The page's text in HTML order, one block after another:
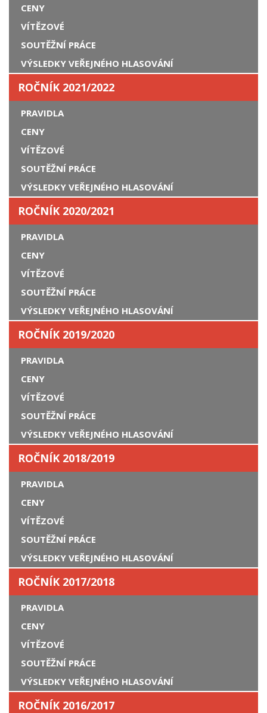
CENY
VÍTĚZOVÉ
SOUTĚŽNÍ PRÁCE
VÝSLEDKY VEŘEJNÉHO HLASOVÁNÍ
ROČNÍK 2021/2022
PRAVIDLA
CENY
VÍTĚZOVÉ
SOUTĚŽNÍ PRÁCE
VÝSLEDKY VEŘEJNÉHO HLASOVÁNÍ
ROČNÍK 2020/2021
PRAVIDLA
CENY
VÍTĚZOVÉ
SOUTĚŽNÍ PRÁCE
VÝSLEDKY VEŘEJNÉHO HLASOVÁNÍ
ROČNÍK 2019/2020
PRAVIDLA
CENY
VÍTĚZOVÉ
SOUTĚŽNÍ PRÁCE
VÝSLEDKY VEŘEJNÉHO HLASOVÁNÍ
ROČNÍK 2018/2019
PRAVIDLA
CENY
VÍTĚZOVÉ
SOUTĚŽNÍ PRÁCE
VÝSLEDKY VEŘEJNÉHO HLASOVÁNÍ
ROČNÍK 2017/2018
PRAVIDLA
CENY
VÍTĚZOVÉ
SOUTĚŽNÍ PRÁCE
VÝSLEDKY VEŘEJNÉHO HLASOVÁNÍ
ROČNÍK 2016/2017